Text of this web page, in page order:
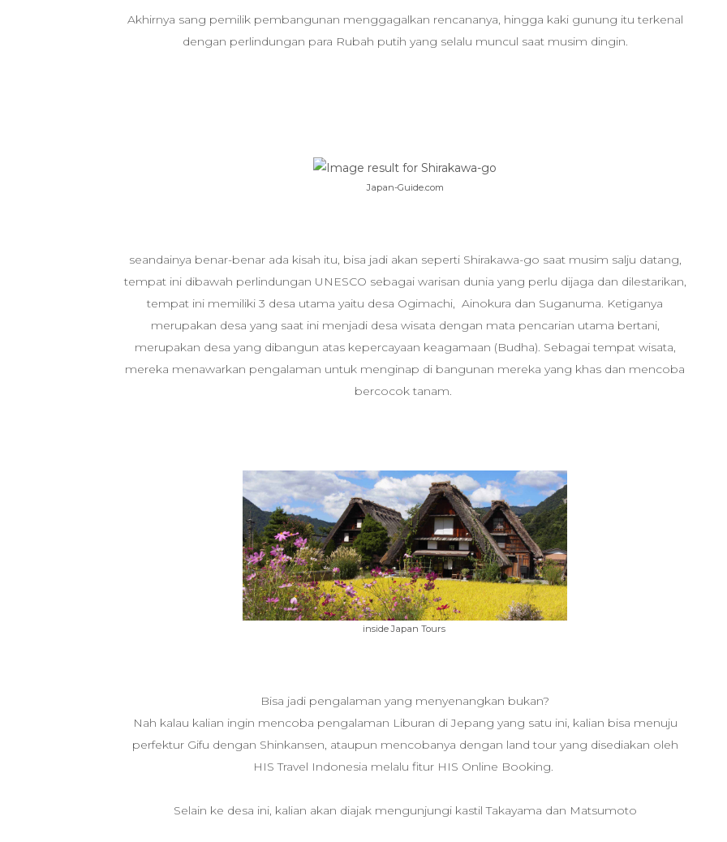
Akhirnya sang pemilik pembangunan menggagalkan rencananya, hingga kaki gunung itu terkenal
dengan perlindungan para Rubah putih yang selalu muncul saat musim dingin.
Japan-Guide.com
seandainya benar-benar ada kisah itu, bisa jadi akan seperti Shirakawa-go saat musim salju datang,
tempat ini dibawah perlindungan UNESCO sebagai warisan dunia yang perlu dijaga dan dilestarikan,
tempat ini memiliki 3 desa utama yaitu desa Ogimachi, Ainokura dan Suganuma. Ketiganya
merupakan desa yang saat ini menjadi desa wisata dengan mata pencarian utama bertani,
merupakan desa yang dibangun atas kepercayaan keagamaan (Budha). Sebagai tempat wisata,
mereka menawarkan pengalaman untuk menginap di bangunan mereka yang khas dan mencoba
bercocok tanam.
inside Japan Tours
Bisa jadi pengalaman yang menyenangkan bukan?
Nah kalau kalian ingin mencoba pengalaman Liburan di Jepang yang satu ini, kalian bisa menuju
perfektur Gifu dengan Shinkansen, ataupun mencobanya dengan land tour yang disediakan oleh
HIS Travel Indonesia melalu fitur HIS Online Booking.
Selain ke desa ini, kalian akan diajak mengunjungi kastil Takayama dan Matsumoto